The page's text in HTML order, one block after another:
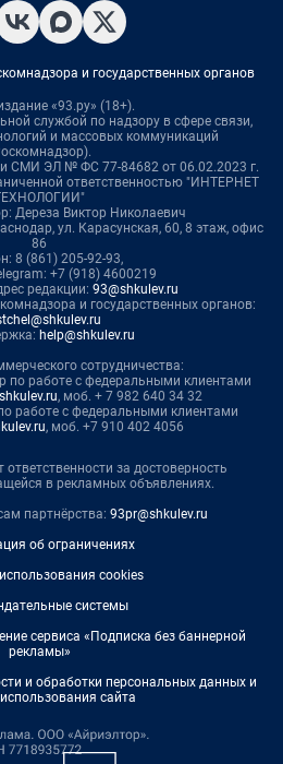
и государственных органов
«93.ру» (18+).
службой по надзору в сфере связи,
и массовых коммуникаций
СМИ ЭЛ № ФС 77-84682 от 06.02.2023 г.
ответственностью "ИНТЕРНЕТ
Дереза Виктор Николаевич
ул. Карасунская, 60, 8 этаж, офис
86
8 (861) 205-92-93,
+7 (918) 4600219
редакции: 93@shkulev.ru
и государственных органов:
help@shkulev.ru
сотрудничества:
работе с федеральными клиентами
, моб. + 7 982 640 34 32
работе с федеральными клиентами
, моб. +7 910 402 4056
ответственности за достоверность
в рекламных объявлениях.
партнёрства: 93pr@shkulev.ru
об ограничениях
cookies
системы
сервиса «Подписка без баннерной
рекламы»
и обработки персональных данных и
сайта